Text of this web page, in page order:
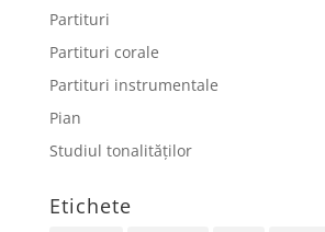
Partituri
Partituri corale
Partituri instrumentale
Pian
Studiul tonalităților
Etichete